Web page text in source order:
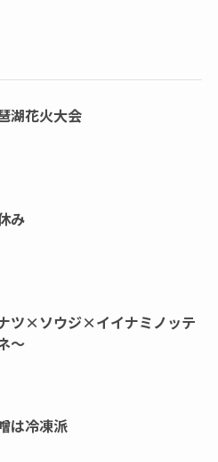
湖花火大会
み
ツ×ソウジ×イイナミノッテ
～
は冷凍派